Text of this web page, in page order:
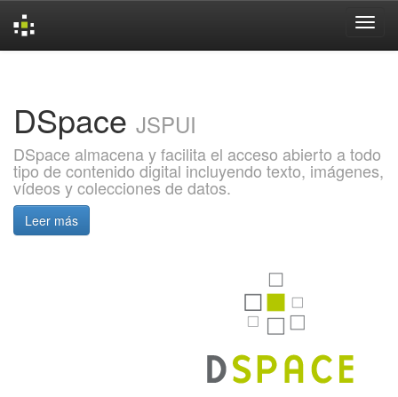
DSpace JSPUI
DSpace almacena y facilita el acceso abierto a todo
tipo de contenido digital incluyendo texto, imágenes,
vídeos y colecciones de datos.
Leer más